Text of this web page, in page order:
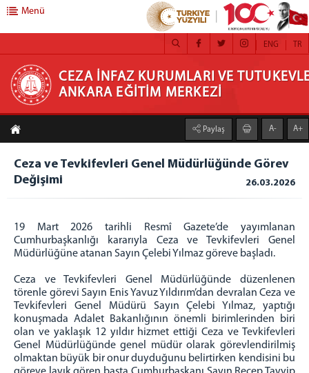
CEZA İNFAZ KURUMLARI VE TUTUKEVLERİ
PERSONELİ ANKARA EĞİTİM MERKEZİ
EĞİTİM MERKEZİ
Başkan Yardımcısı
Hakkımızda
Birimlerimiz
PROGRAM GELİŞTİRME, ÖLÇME VE
SAĞLIK, PSİKO -SOSYAL HİZMETLER VE KRİZE
MÜDAHALE
İDARÎ VE MALÎ İŞLER
BİLGİ İŞLEM
SOSYAL İŞLER VE SPOR
Menü
CEZA İNFAZ KURUMLARI VE
ANKARA EĞİTİM MERKEZİ
TR
ENG
Paylaş A- A+
Ceza ve Tevkifevleri Genel Müdürlüğünde Görev
Değişimi
26.03.2026
19 Mart 2026 tarihli Resmî Gazete’de yayımlanan
Cumhurbaşkanlığı kararıyla Ceza ve Tevkifevleri Genel
Müdürlüğüne atanan Sayın Çelebi Yılmaz göreve başladı.
Ceza ve Tevkifevleri Genel Müdürlüğünde düzenlenen
törenle görevi Sayın Enis Yavuz Yıldırım’dan devralan Ceza ve
Tevkifevleri Genel Müdürü Sayın Çelebi Yılmaz, yaptığı
konuşmada Adalet Bakanlığının önemli birimlerinden biri
olan ve yaklaşık 12 yıldır hizmet ettiği Ceza ve Tevkifevleri
Genel Müdürlüğünde genel müdür olarak görevlendirilmiş
olmaktan büyük bir onur duyduğunu belirtirken kendisini bu